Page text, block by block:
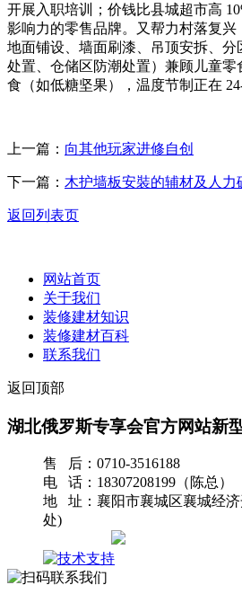
开展入职培训；价钱比县城超市高
影响力的零售品牌。又帮力村落复
地面铺设、墙面刷漆、吊顶安拆、
处置、仓储区防潮处置）兼顾儿童
食（如低糖坚果），温度节制正在
上一篇： 向其他玩家进修自创
下一篇： 木护墙板安裝的辅材及人力
返回列表页
网站首页
关于我们
装修建材知识
装修建材百科
联系我们
返回顶部
湖北俄罗斯专享会官方网站新
售 后：0710-3516188
电 话：18307208199（陈总）
地 址：襄阳市襄城区襄城经
处)